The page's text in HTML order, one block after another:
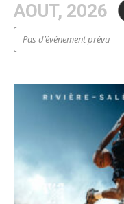
AOUT, 2026
Pas d’événement prévu